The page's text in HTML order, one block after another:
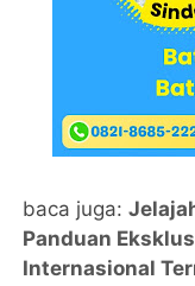
baca juga:
Panduan
Internasional